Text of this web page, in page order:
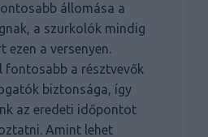
állomása a
a szurkolók mindig
ezen a versenyen.
fontosabb a résztvevők
biztonsága, így
az eredeti időpontot
Amint lehet